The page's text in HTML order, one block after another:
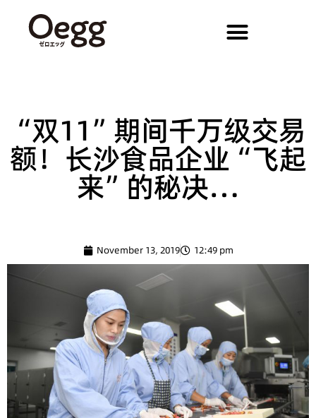
“双11”期间千万级交易
额！长沙食品企业“飞起
来”的秘决…
November 13, 2019 12:49 pm